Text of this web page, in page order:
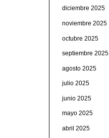
diciembre 2025
noviembre 2025
octubre 2025
septiembre 2025
agosto 2025
julio 2025
junio 2025
mayo 2025
abril 2025